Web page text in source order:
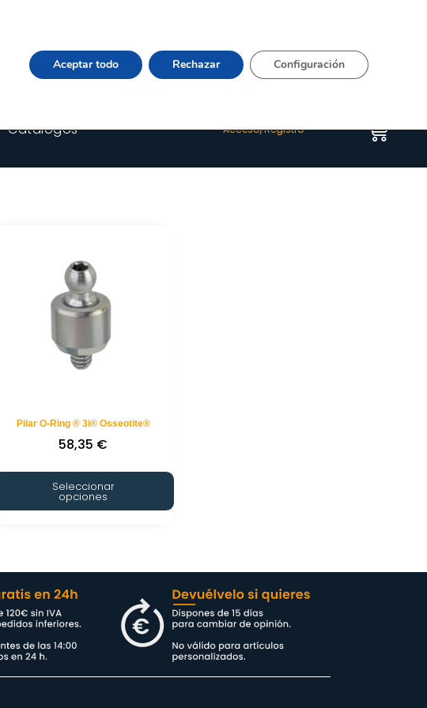
Quienes somos Happyblog Contacto
Catálogos Acceso/Registro
Pilar O-Ring ® 3i® Osseotite®
58,35 €
Seleccionar
opciones
Aceptar todo Rechazar Configuración